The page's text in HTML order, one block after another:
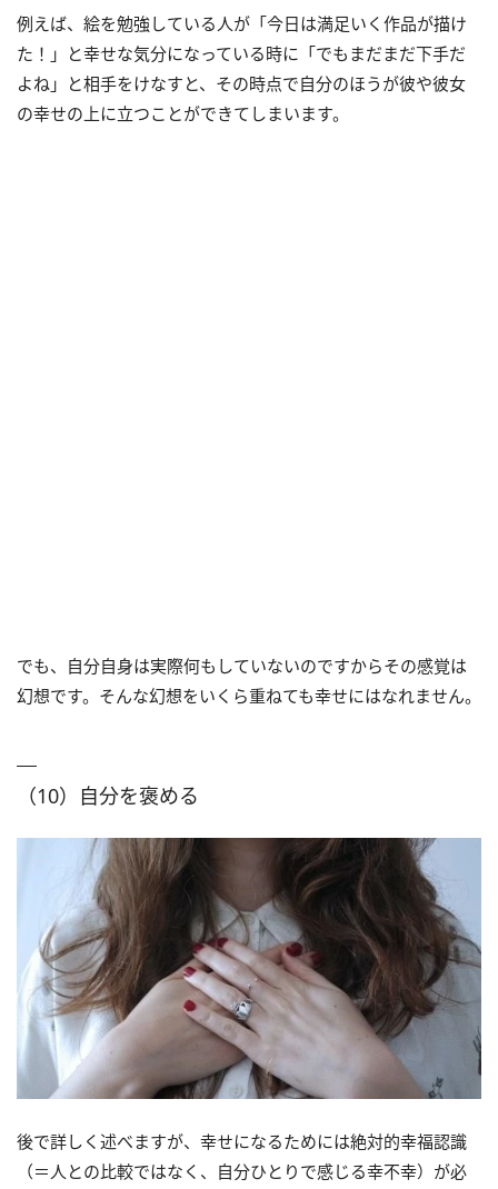
例えば、絵を勉強している人が「今日は満足いく作品が描け
た！」と幸せな気分になっている時に「でもまだまだ下手だ
よね」と相手をけなすと、その時点で自分のほうが彼や彼女
の幸せの上に立つことができてしまいます。
でも、自分自身は実際何もしていないのですからその感覚は
幻想です。そんな幻想をいくら重ねても幸せにはなれません。
（10）自分を褒める
後で詳しく述べますが、幸せになるためには絶対的幸福認識
（＝人との比較ではなく、自分ひとりで感じる幸不幸）が必